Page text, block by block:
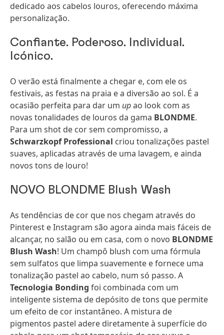
dedicado aos cabelos louros, oferecendo máxima
personalização.
Confiante. Poderoso. Individual.
Icónico.
O verão está finalmente a chegar e, com ele os
festivais, as festas na praia e a diversão ao sol. É a
ocasião perfeita para dar um upao look com as
novas tonalidades de louros da gama BLONDME.
Para um shot de cor sem compromisso, a
Schwarzkopf Professional criou tonalizações pastel
suaves, aplicadas através de uma lavagem, e ainda
novos tons de louro!
NOVO BLONDME Blush Wash
As tendências de cor que nos chegam através do
Pinterest e Instagram são agora ainda mais fáceis de
alcançar, no salão ou em casa, com o novo BLONDME
Blush Wash! Um champô blush com uma fórmula
sem sulfatos que limpa suavemente e fornece uma
tonalização pastel ao cabelo, num só passo. A
Tecnologia Bonding foi combinada com um
inteligente sistema de depósito de tons que permite
um efeito de cor instantâneo. A mistura de
pigmentos pastel adere diretamente à superfície do